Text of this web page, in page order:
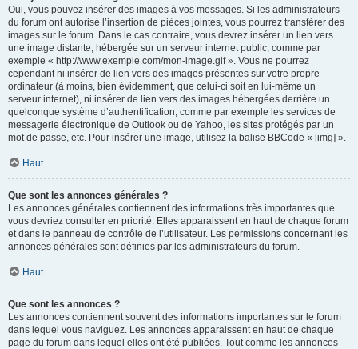
Oui, vous pouvez insérer des images à vos messages. Si les administrateurs
du forum ont autorisé l’insertion de pièces jointes, vous pourrez transférer des
images sur le forum. Dans le cas contraire, vous devrez insérer un lien vers
une image distante, hébergée sur un serveur internet public, comme par
exemple « http://www.exemple.com/mon-image.gif ». Vous ne pourrez
cependant ni insérer de lien vers des images présentes sur votre propre
ordinateur (à moins, bien évidemment, que celui-ci soit en lui-même un
serveur internet), ni insérer de lien vers des images hébergées derrière un
quelconque système d’authentification, comme par exemple les services de
messagerie électronique de Outlook ou de Yahoo, les sites protégés par un
mot de passe, etc. Pour insérer une image, utilisez la balise BBCode « [img] ».
Haut
Que sont les annonces générales ?
Les annonces générales contiennent des informations très importantes que
vous devriez consulter en priorité. Elles apparaissent en haut de chaque forum
et dans le panneau de contrôle de l’utilisateur. Les permissions concernant les
annonces générales sont définies par les administrateurs du forum.
Haut
Que sont les annonces ?
Les annonces contiennent souvent des informations importantes sur le forum
dans lequel vous naviguez. Les annonces apparaissent en haut de chaque
page du forum dans lequel elles ont été publiées. Tout comme les annonces